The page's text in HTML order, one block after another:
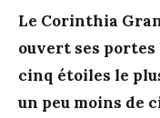
Le Corinthia
ouvert ses
cinq étoiles le
un peu moins de